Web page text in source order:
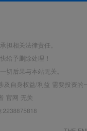
担相关法律责任。
给予删除处理！
切后果与本站无关。
自身权益/利益 需要投资的
官网 无关